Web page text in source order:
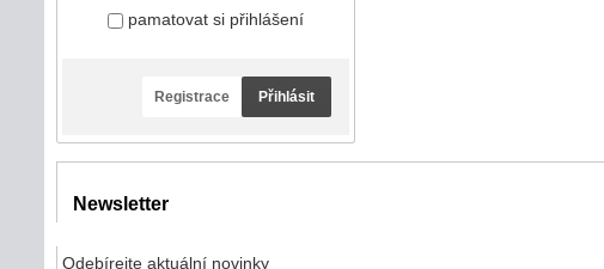
pamatovat si přihlášení
Registrace Přihlásit
Newsletter
Odebírejte aktuální novinky